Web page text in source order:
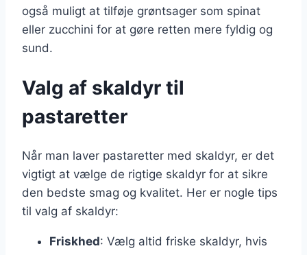
også muligt at tilføje grøntsager som spinat
eller zucchini for at gøre retten mere fyldig og
sund.
Valg af skaldyr til
pastaretter
Når man laver pastaretter med skaldyr, er det
vigtigt at vælge de rigtige skaldyr for at sikre
den bedste smag og kvalitet. Her er nogle tips
til valg af skaldyr:
Friskhed: Vælg altid friske skaldyr, hvis